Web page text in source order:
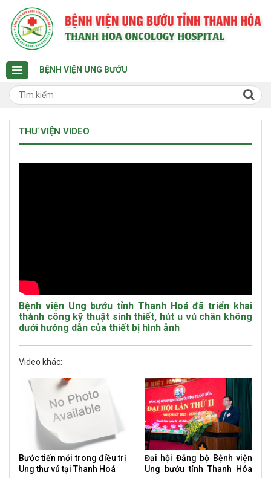
BỆNH VIỆN UNG BƯỚU
THƯ VIỆN VIDEO
Bệnh viện Ung bướu tỉnh Thanh Hoá đã triển khai
thành công kỹ thuật sinh thiết, hút u vú chân không
dưới hướng dẫn của thiết bị hình ảnh
Video khác:
Bước tiến mới trong điều trị
Ung thư vú tại Thanh Hoá
Đại hội Đảng bộ Bệnh viện
Ung bướu tỉnh Thanh Hóa